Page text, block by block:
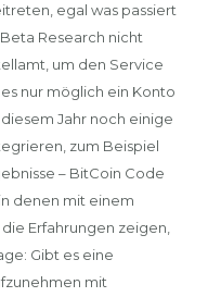
egal was passiert
Research nicht
um den Service
nur möglich ein Konto
Jahr noch einige
zum Beispiel
– BitCoin Code
denen mit einem
Erfahrungen zeigen,
Gibt es eine
mit